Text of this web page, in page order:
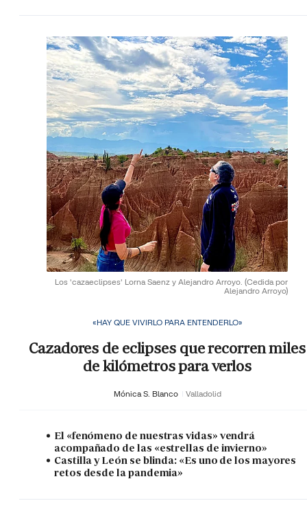
Los 'cazaeclipses' Lorna Saenz y Alejandro Arroyo. (Cedida por
Alejandro Arroyo)
«HAY QUE VIVIRLO PARA ENTENDERLO»
Cazadores de eclipses que recorren miles
de kilómetros para verlos
Mónica S. Blanco Valladolid
El «fenómeno de nuestras vidas» vendrá
acompañado de las «estrellas de invierno»
Castilla y León se blinda: «Es uno de los mayores
retos desde la pandemia»